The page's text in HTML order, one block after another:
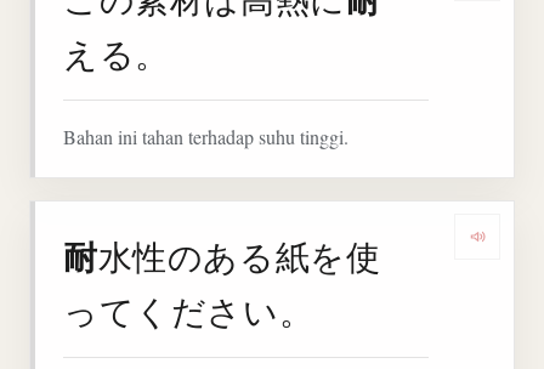
える。
Bahan ini tahan terhadap suhu tinggi.
耐水性のある紙を使
ってください。